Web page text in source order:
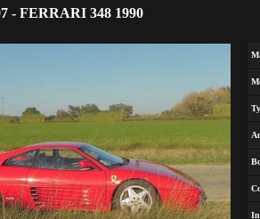
- FERRARI 348 1990